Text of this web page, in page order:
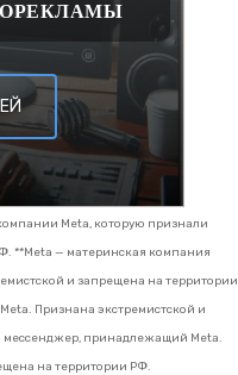
Meta, которую признали
**Meta — материнская компания
и запрещена на территории
Признана экстремистской и
мессенджер, принадлежащий Meta.
на территории РФ.